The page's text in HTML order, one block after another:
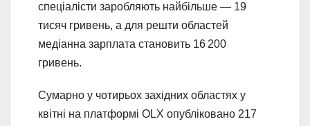
спеціалісти заробляють найбільше — 19
тисяч гривень, а для решти областей
медіанна зарплата становить 16 200
гривень.
Сумарно у чотирьох західних областях у
квітні на платформі OLX опубліковано 217